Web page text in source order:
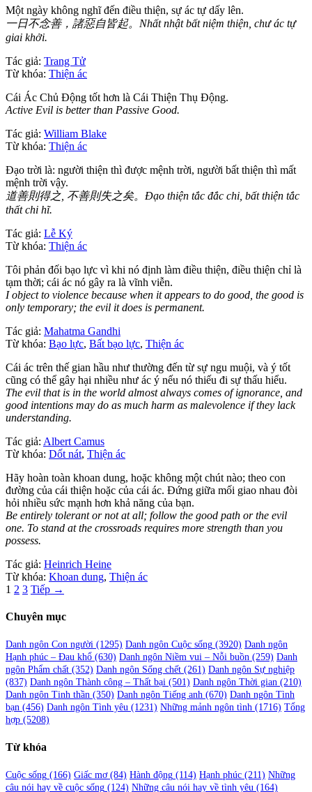
Một ngày không nghĩ đến điều thiện, sự ác tự dấy lên.
一日不念善，諸惡自皆起。Nhất nhật bất niệm thiện, chư ác tự
giai khởi.
Tác giả: Trang Tử
Từ khóa: Thiện ác
Cái Ác Chủ Động tốt hơn là Cái Thiện Thụ Động.
Active Evil is better than Passive Good.
Tác giả: William Blake
Từ khóa: Thiện ác
Đạo trời là: người thiện thì được mệnh trời, người bất thiện thì mất
mệnh trời vậy.
道善則得之, 不善則失之矣。Đạo thiện tắc đắc chi, bất thiện tắc
thất chi hĩ.
Tác giả: Lễ Ký
Từ khóa: Thiện ác
Tôi phản đối bạo lực vì khi nó định làm điều thiện, điều thiện chỉ là
tạm thời; cái ác nó gây ra là vĩnh viễn.
I object to violence because when it appears to do good, the good is
only temporary; the evil it does is permanent.
Tác giả: Mahatma Gandhi
Từ khóa: Bạo lực, Bất bạo lực, Thiện ác
Cái ác trên thế gian hầu như thường đến từ sự ngu muội, và ý tốt
cũng có thể gây hại nhiều như ác ý nếu nó thiếu đi sự thấu hiểu.
The evil that is in the world almost always comes of ignorance, and
good intentions may do as much harm as malevolence if they lack
understanding.
Tác giả: Albert Camus
Từ khóa: Dốt nát, Thiện ác
Hãy hoàn toàn khoan dung, hoặc không một chút nào; theo con
đường của cái thiện hoặc của cái ác. Đứng giữa mối giao nhau đòi
hỏi nhiều sức mạnh hơn khả năng của bạn.
Be entirely tolerant or not at all; follow the good path or the evil
one. To stand at the crossroads requires more strength than you
possess.
Tác giả: Heinrich Heine
Từ khóa: Khoan dung, Thiện ác
Phân
trang
viết
1 2 3 Tiếp →
Chuyên mục
Danh ngôn Con người (1295) Danh ngôn Cuộc sống (3920) Danh ngôn
Hạnh phúc – Đau khổ (630) Danh ngôn Niềm vui – Nỗi buồn (259) Danh
ngôn Phẩm chất (352) Danh ngôn Sống chết (261) Danh ngôn Sự nghiệp
(837) Danh ngôn Thành công – Thất bại (501) Danh ngôn Thời gian (210)
Danh ngôn Tinh thần (350) Danh ngôn Tiếng anh (670) Danh ngôn Tình
bạn (456) Danh ngôn Tình yêu (1231) Những mảnh ngôn tình (1716) Tổng
hợp (5208)
Từ khóa
Cuộc sống (166) Giấc mơ(84) Hành động (114) Hạnh phúc (211) Những
câu nói hay về cuộc sống (124) Những câu nói hay về tình yêu (164)